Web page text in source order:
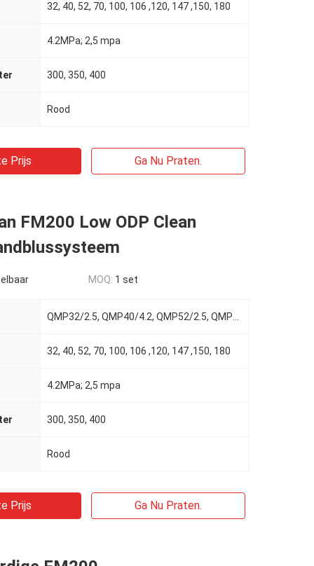
32, 40, 52, 70, 100, 106 ,120, 147 ,150, 180
4.2MPa; 2,5 mpa
300, 350, 400
Rood
Prijs Ga Nu Praten.
FM200 Low ODP Clean
MOQ: 1 set
32, 40, 52, 70, 100, 106 ,120, 147 ,150, 180
4.2MPa; 2,5 mpa
300, 350, 400
Rood
Prijs Ga Nu Praten.